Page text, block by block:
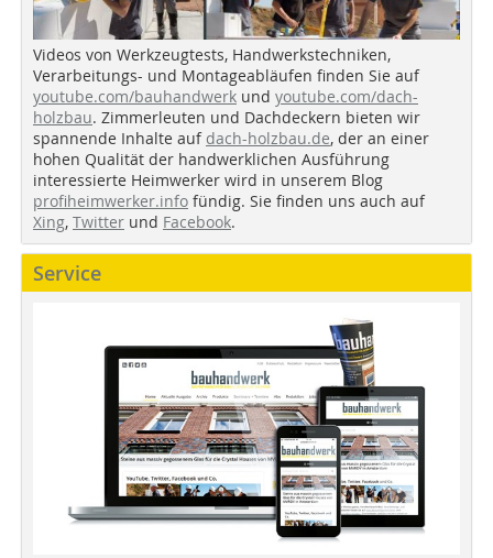
Videos von Werkzeugtests, Handwerkstechniken,
Verarbeitungs- und Montageabläufen finden Sie auf
youtube.com/bauhandwerk und youtube.com/dach-
holzbau. Zimmerleuten und Dachdeckern bieten wir
spannende Inhalte auf dach-holzbau.de, der an einer
hohen Qualität der handwerklichen Ausführung
interessierte Heimwerker wird in unserem Blog
profiheimwerker.info fündig. Sie finden uns auch auf
Xing, Twitter und Facebook.
Service